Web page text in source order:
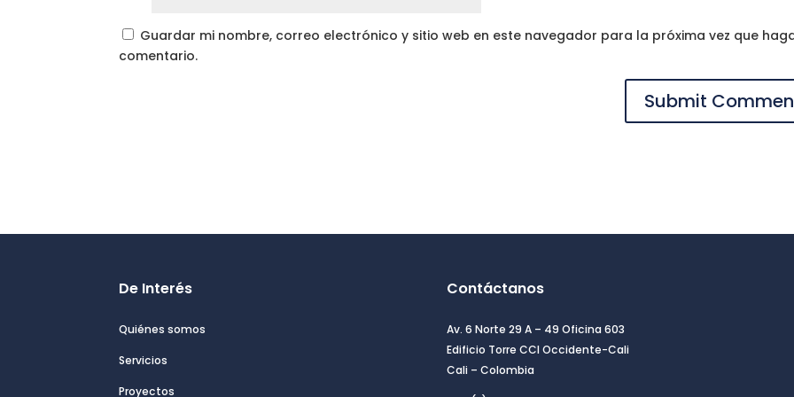
Guardar mi nombre, correo electrónico y sitio web en este navegador para la próxima vez que
comentario.
De Interés
Quiénes somos
Servicios
Proyectos
Contáctanos
Av. 6 Norte 29 A – 49 Oficina 603
Edificio Torre CCI Occidente-Cali
Cali – Colombia